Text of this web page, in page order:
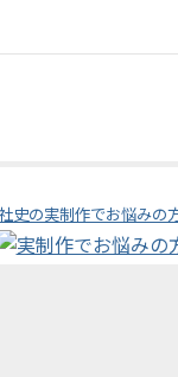
史の実制作でお悩みの